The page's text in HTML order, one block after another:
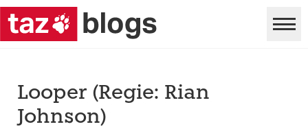
Looper (Regie: Rian
Johnson)